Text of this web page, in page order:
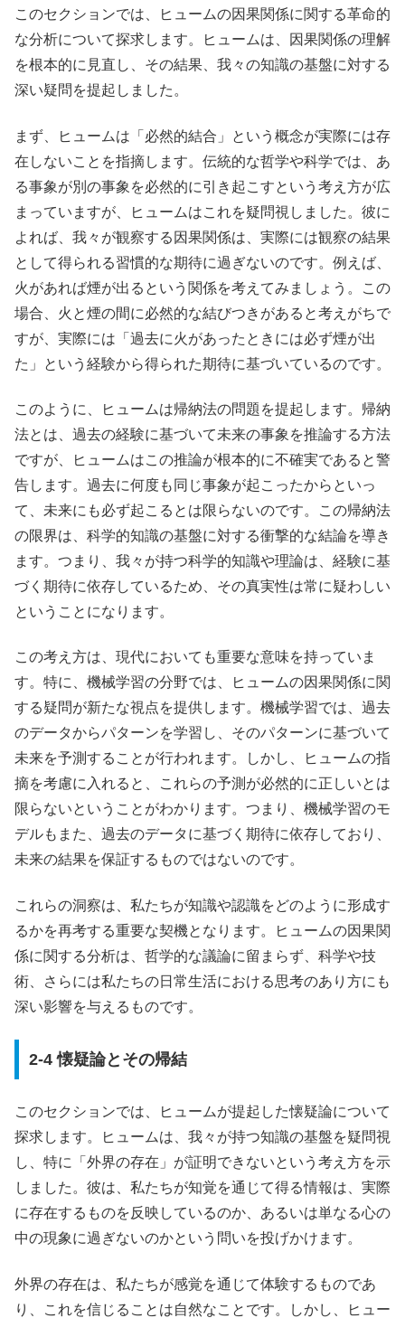
このセクションでは、ヒュームの因果関係に関する革命的
な分析について探求します。ヒュームは、因果関係の理解
を根本的に見直し、その結果、我々の知識の基盤に対する
深い疑問を提起しました。
まず、ヒュームは「必然的結合」という概念が実際には存
在しないことを指摘します。伝統的な哲学や科学では、あ
る事象が別の事象を必然的に引き起こすという考え方が広
まっていますが、ヒュームはこれを疑問視しました。彼に
よれば、我々が観察する因果関係は、実際には観察の結果
として得られる習慣的な期待に過ぎないのです。例えば、
火があれば煙が出るという関係を考えてみましょう。この
場合、火と煙の間に必然的な結びつきがあると考えがちで
すが、実際には「過去に火があったときには必ず煙が出
た」という経験から得られた期待に基づいているのです。
このように、ヒュームは帰納法の問題を提起します。帰納
法とは、過去の経験に基づいて未来の事象を推論する方法
ですが、ヒュームはこの推論が根本的に不確実であると警
告します。過去に何度も同じ事象が起こったからといっ
て、未来にも必ず起こるとは限らないのです。この帰納法
の限界は、科学的知識の基盤に対する衝撃的な結論を導き
ます。つまり、我々が持つ科学的知識や理論は、経験に基
づく期待に依存しているため、その真実性は常に疑わしい
ということになります。
この考え方は、現代においても重要な意味を持っていま
す。特に、機械学習の分野では、ヒュームの因果関係に関
する疑問が新たな視点を提供します。機械学習では、過去
のデータからパターンを学習し、そのパターンに基づいて
未来を予測することが行われます。しかし、ヒュームの指
摘を考慮に入れると、これらの予測が必然的に正しいとは
限らないということがわかります。つまり、機械学習のモ
デルもまた、過去のデータに基づく期待に依存しており、
未来の結果を保証するものではないのです。
これらの洞察は、私たちが知識や認識をどのように形成す
るかを再考する重要な契機となります。ヒュームの因果関
係に関する分析は、哲学的な議論に留まらず、科学や技
術、さらには私たちの日常生活における思考のあり方にも
深い影響を与えるものです。
2-4 懐疑論とその帰結
このセクションでは、ヒュームが提起した懐疑論について
探求します。ヒュームは、我々が持つ知識の基盤を疑問視
し、特に「外界の存在」が証明できないという考え方を示
しました。彼は、私たちが知覚を通じて得る情報は、実際
に存在するものを反映しているのか、あるいは単なる心の
中の現象に過ぎないのかという問いを投げかけます。
外界の存在は、私たちが感覚を通じて体験するものであ
り、これを信じることは自然なことです。しかし、ヒュー